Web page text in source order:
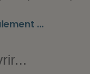
...